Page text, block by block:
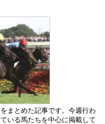
まとめた記事です。今週行わ
いる馬たちを中心に掲載して